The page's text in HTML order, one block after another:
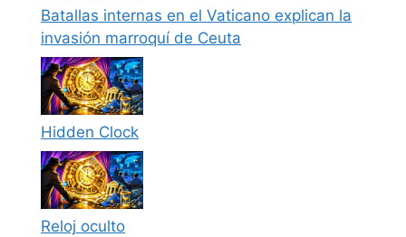
Batallas internas en el Vaticano explican la
invasión marroquí de Ceuta
Hidden Clock
Reloj oculto